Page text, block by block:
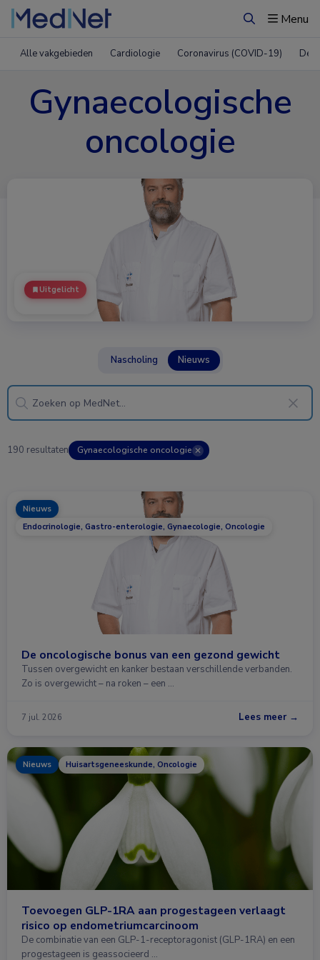
ZoekenMenu
Alle vakgebieden Cardiologie Coronavirus (COVID-19)
Gynaecologische
oncologie
Uitgelicht
Nascholing Nieuws
190 resultaten Gynaecologische oncologie ✕
Nieuws
Endocrinologie, Gastro-enterologie, Gynaecologie, Oncologie
De oncologische bonus van een gezond gewicht
Tussen overgewicht en kanker bestaan verschillende verbanden.
Zo is overgewicht – na roken – een …
7 jul. 2026 Lees meer →
Nieuws Huisartsgeneeskunde, Oncologie
Toevoegen GLP-1RA aan progestageen verlaagt
risico op endometriumcarcinoom
De combinatie van een GLP-1-receptoragonist (GLP-1RA) en een
progestageen is geassocieerd …